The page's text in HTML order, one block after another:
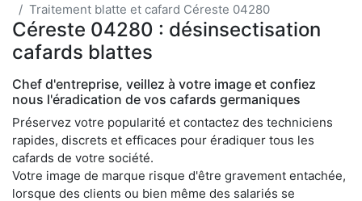
Traitement blatte et cafard Céreste 04280
Céreste 04280 : désinsectisation
cafards blattes
Chef d'entreprise, veillez à votre image et confiez
nous l'éradication de vos cafards germaniques
Préservez votre popularité et contactez des techniciens
rapides, discrets et efficaces pour éradiquer tous les
cafards de votre société.
Votre image de marque risque d'être gravement entachée,
lorsque des clients ou bien même des salariés se